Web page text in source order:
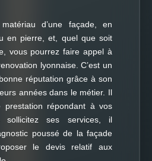
d’une façade, en
en pierre, et, quel que soit
vous pourrez faire appel à
lyonnaise. C’est un
réputation grâce à son
années dans le métier. Il
prestation répondant à vos
sollicitez ses services, il
poussé de la façade
le devis relatif aux